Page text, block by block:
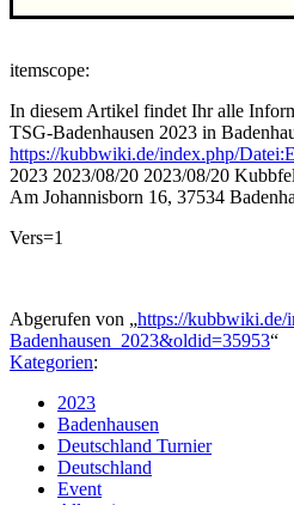
itemscope:
In diesem Artikel findet Ihr alle
TSG-Badenhausen 2023 in
https://kubbwiki.de/index.php/
2023 2023/08/20 2023/08/20
Am Johannisborn 16, 37534
Vers=1
Abgerufen von „https://kubbwiki.de/
Badenhausen_2023&oldid=35953“
Kategorien:
2023
Badenhausen
Deutschland Turnier
Deutschland
Event